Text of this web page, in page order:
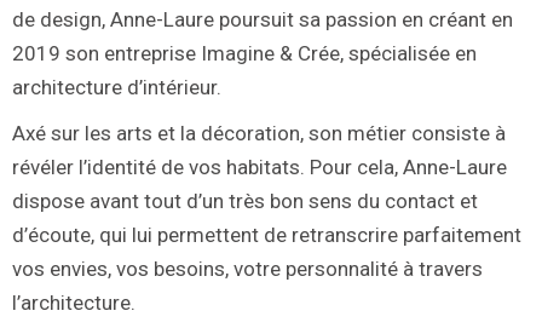
de design, Anne-Laure poursuit sa passion en créant en
2019 son entreprise Imagine & Crée, spécialisée en
architecture d’intérieur.
Axé sur les arts et la décoration, son métier consiste à
révéler l’identité de vos habitats. Pour cela, Anne-Laure
dispose avant tout d’un très bon sens du contact et
d’écoute, qui lui permettent de retranscrire parfaitement
vos envies, vos besoins, votre personnalité à travers
l’architecture.